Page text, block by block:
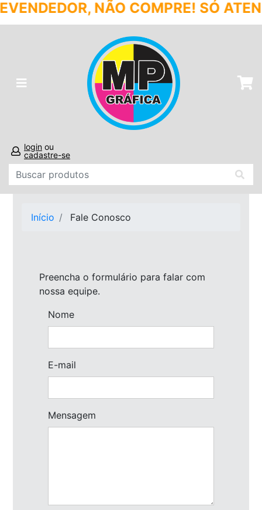
COMPRE! SÓ ATENDEMOS
login ou
cadastre-se
Início Fale Conosco
Preencha o formulário para falar com
nossa equipe.
Nome
E-mail
Mensagem